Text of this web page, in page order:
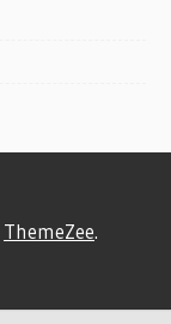
ThemeZee.